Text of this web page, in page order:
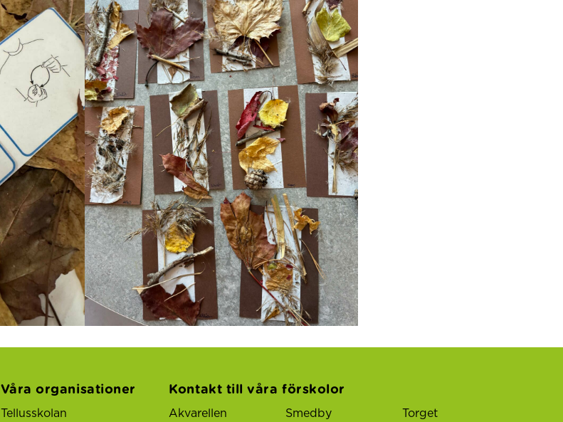
Våra organisationer
Tellusskolan
Kontakt till våra förskolor
Akvarellen Smedby Torget